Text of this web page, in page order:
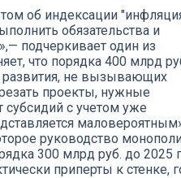
об индексации
обязательства и
подчеркивает один из
что порядка 400 млрд
развития, не вызывающих
проекты, нужные
субсидий с учетом уже
руководство
300 млрд руб. до 2025
приперты к стенке,